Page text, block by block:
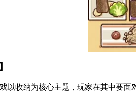
戏以收纳为核心主题，玩家在其中要